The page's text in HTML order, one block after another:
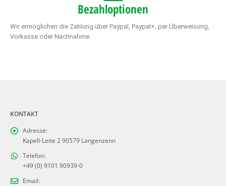
Bezahloptionen
Wir ermöglichen die Zahlung über Paypal, Paypal+, per Überweisung,
Vorkasse oder Nachnahme.
KONTAKT
Adresse:
Kapell-Leite 2 90579 Langenzenn
Telefon:
+49 (0) 9101 90939-0
Email: